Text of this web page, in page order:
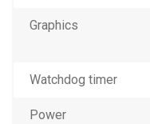
Graphics
Watchdog timer
Power